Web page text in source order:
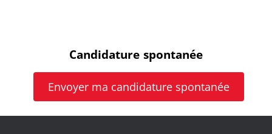
Candidature spontanée
Envoyer ma candidature spontanée